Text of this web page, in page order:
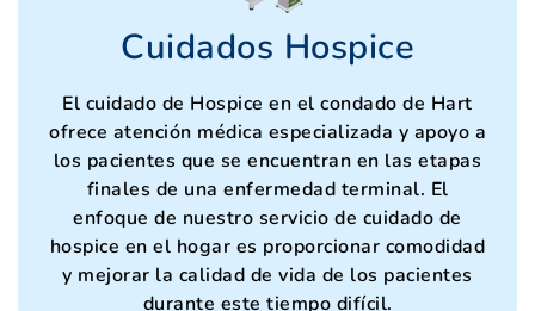
Cuidados Hospice
El cuidado de Hospice en el condado de Hart
ofrece atención médica especializada y apoyo a
los pacientes que se encuentran en las etapas
finales de una enfermedad terminal. El
enfoque de nuestro servicio de cuidado de
hospice en el hogar es proporcionar comodidad
y mejorar la calidad de vida de los pacientes
durante este tiempo difícil.